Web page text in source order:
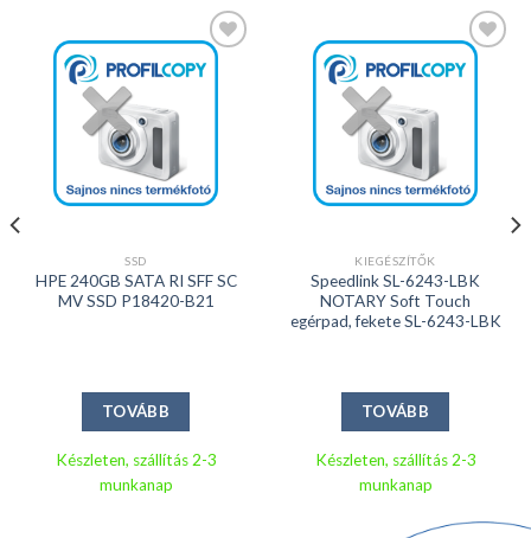
Kedvencekhez
SSD
HPE 240GB SATA RI SFF SC
MV SSD P18420-B21
TOVÁBB
Készleten, szállítás 2-3
munkanap
Kedvencekhez
KIEGÉSZÍTŐK
Speedlink SL-6243-LBK
NOTARY Soft Touch
egérpad, fekete SL-6243-LBK
TOVÁBB
Készleten, szállítás 2-3
munkanap